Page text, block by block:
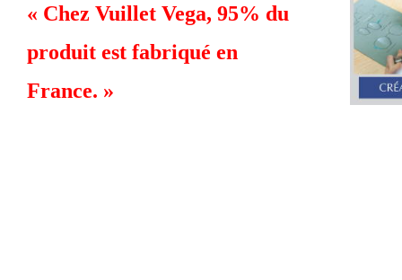
« Chez Vuillet Vega, 95% du
produit est fabriqué en
France. »